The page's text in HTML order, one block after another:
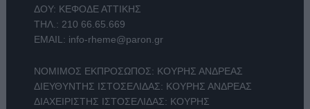
ΔΟΥ: ΚΕΦΟΔΕ ΑΤΤΙΚΗΣ
ΤΗΛ.: 210 66.65.669
EMAIL: info-rheme@paron.gr
ΝΟΜΙΜΟΣ ΕΚΠΡΟΣΩΠΟΣ: ΚΟΥΡΗΣ ΑΝΔΡΕΑΣ
ΔΙΕΥΘΥΝΤΗΣ ΙΣΤΟΣΕΛΙΔΑΣ: ΚΟΥΡΗΣ ΑΝΔΡΕΑΣ
ΔΙΑΧΕΙΡΙΣΤΗΣ ΙΣΤΟΣΕΛΙΔΑΣ: ΚΟΥΡΗΣ